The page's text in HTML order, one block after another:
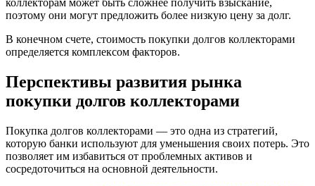
коллекторам может быть сложнее получить взыскание,
поэтому они могут предложить более низкую цену за долг.
В конечном счете, стоимость покупки долгов коллекторами
определяется комплексом факторов.
Перспективы развития рынка
покупки долгов коллекторами
Покупка долгов коллекторами — это одна из стратегий,
которую банки используют для уменьшения своих потерь. Это
позволяет им избавиться от проблемных активов и
сосредоточиться на основной деятельности.